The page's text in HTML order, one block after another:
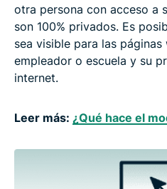
otra persona con acceso a
son 100% privados. Es
sea visible para las
empleador o escuela y su
internet.
Leer más: ¿Qué hace el